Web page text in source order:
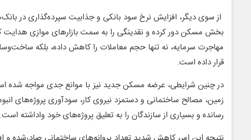
از سوی دیگر، افزایش نرخ سود بانکی و جذابیت سپرده‌گذاری در
بخش مسکن دور کرده و نقدینگی را به سمت بازارهای موازی هدایت
مهاجرت سرمایه، نه تنها حجم معاملات را کاهش داده، بلکه
قرار داده است.
در چنین شرایطی، عرضه مسکن جدید نیز با موانع جدی مواجه شده
زمین، مصالح ساختمانی و دستمزد نیروی کار، سودآوری پروژه‌های
رسانده و بسیاری از سازندگان را به تعلیق پروژه‌های خود واداشته است.